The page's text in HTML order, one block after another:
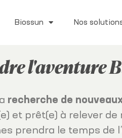
Biossun Nos
l'aventure
recherche de
et prêt(e) à relever
prendra le temps